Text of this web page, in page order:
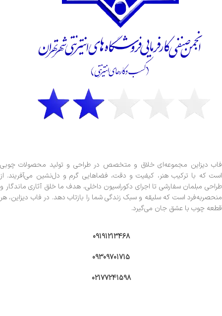
فاب دیزاین مجموعه‌ای خلاق و متخصص در طراحی و تولید محصولات چوبی
است که با ترکیب هنر، کیفیت و دقت، فضاهایی گرم و دل‌نشین می‌آفریند. از
طراحی مبلمان سفارشی تا اجرای دکوراسیون داخلی، هدف ما خلق آثاری ماندگار و
منحصربه‌فرد است که سلیقه و سبک زندگی شما را بازتاب دهد. در فاب دیزاین، هر
قطعه چوب با عشق جان می‌گیرد.
09191213468
09309701715
02177241598